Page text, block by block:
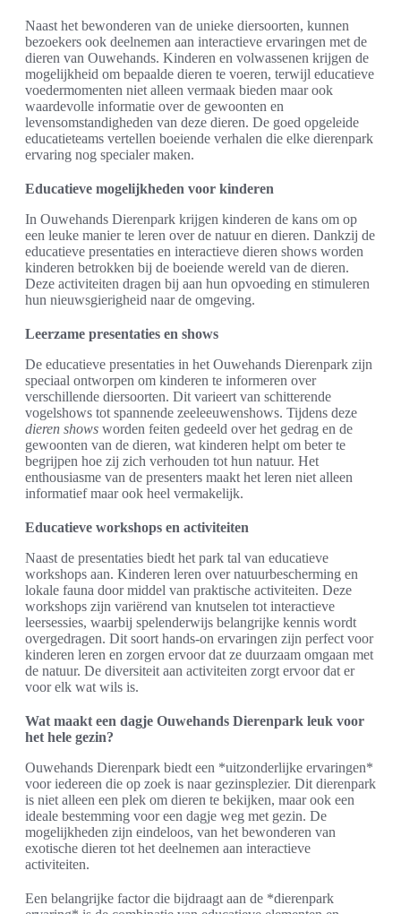
Naast het bewonderen van de unieke diersoorten, kunnen
bezoekers ook deelnemen aan interactieve ervaringen met de
dieren van Ouwehands. Kinderen en volwassenen krijgen de
mogelijkheid om bepaalde dieren te voeren, terwijl educatieve
voedermomenten niet alleen vermaak bieden maar ook
waardevolle informatie over de gewoonten en
levensomstandigheden van deze dieren. De goed opgeleide
educatieteams vertellen boeiende verhalen die elke dierenpark
ervaring nog specialer maken.
Educatieve mogelijkheden voor kinderen
In Ouwehands Dierenpark krijgen kinderen de kans om op
een leuke manier te leren over de natuur en dieren. Dankzij de
educatieve presentaties en interactieve dieren shows worden
kinderen betrokken bij de boeiende wereld van de dieren.
Deze activiteiten dragen bij aan hun opvoeding en stimuleren
hun nieuwsgierigheid naar de omgeving.
Leerzame presentaties en shows
De educatieve presentaties in het Ouwehands Dierenpark zijn
speciaal ontworpen om kinderen te informeren over
verschillende diersoorten. Dit varieert van schitterende
vogelshows tot spannende zeeleeuwenshows. Tijdens deze
dieren shows worden feiten gedeeld over het gedrag en de
gewoonten van de dieren, wat kinderen helpt om beter te
begrijpen hoe zij zich verhouden tot hun natuur. Het
enthousiasme van de presenters maakt het leren niet alleen
informatief maar ook heel vermakelijk.
Educatieve workshops en activiteiten
Naast de presentaties biedt het park tal van educatieve
workshops aan. Kinderen leren over natuurbescherming en
lokale fauna door middel van praktische activiteiten. Deze
workshops zijn variërend van knutselen tot interactieve
leersessies, waarbij spelenderwijs belangrijke kennis wordt
overgedragen. Dit soort hands-on ervaringen zijn perfect voor
kinderen leren en zorgen ervoor dat ze duurzaam omgaan met
de natuur. De diversiteit aan activiteiten zorgt ervoor dat er
voor elk wat wils is.
Wat maakt een dagje Ouwehands Dierenpark leuk voor
het hele gezin?
Ouwehands Dierenpark biedt een *uitzonderlijke ervaringen*
voor iedereen die op zoek is naar gezinsplezier. Dit dierenpark
is niet alleen een plek om dieren te bekijken, maar ook een
ideale bestemming voor een dagje weg met gezin. De
mogelijkheden zijn eindeloos, van het bewonderen van
exotische dieren tot het deelnemen aan interactieve
activiteiten.
Een belangrijke factor die bijdraagt aan de *dierenpark